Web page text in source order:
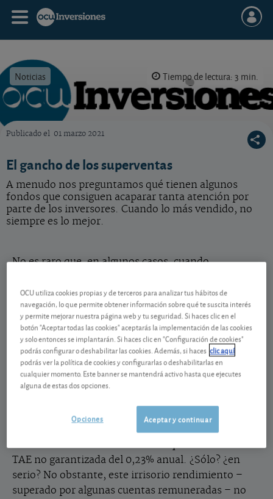
Noticias Tiempo de lectura: 3 min.
Publicado el 01 marzo 2021
El gancho de los superventas
A menudo nos preguntamos qué tienen algunos
fondos que consiguen acaparar tanta atención por
parte de los inversores. Cuando lo más vendido, no
siempre es lo mejor.
No es raro que, en algunos casos, cuando
estos superventas, por más que las busquemos, no
encontremos argumentos sólidos para tal éxito.
Pero ahí seguirán, en la lista de los más vendidos y
engordando su patrimonio con nuevos adeptos que
los hayan visto en el pódium de ventas. Un claro
ejemplo de lo que decimos es la gama “Horizonte”
del Santander; el Santander Horizonte 2025 y
euros el año pasado. Dado su éxito a ellos se les ha
unido este año el Santander Horizonte 2027, un
fondo con vencimiento a 6 años que ofrece una
TAE no garantizada del 0,23% anual. ¿Sólo? ¿en
serio? No obstante, este irrisorio rendimiento –
superado por algunas cuentas remuneradas – no
OCU utiliza cookies propias y de terceros para analizar tus hábitos de
navegación, lo que permite obtener información sobre qué te suscita interés
y permite mejorar nuestra página web y tu seguridad. Si haces clic en el
botón "Aceptar todas las cookies" aceptarás la implementación de las cookies
y solo entonces se implantarán. Si haces clic en "Configuración de cookies"
podrás configurar o deshabilitar las cookies. Además, si haces clic aquí
podrás ver la política de cookies y configurarlas o deshabilitarlas en
cualquier momento. Este banner se mantendrá activo hasta que ejecutes
alguna de estas dos opciones.
Aceptar y continuar
Opciones